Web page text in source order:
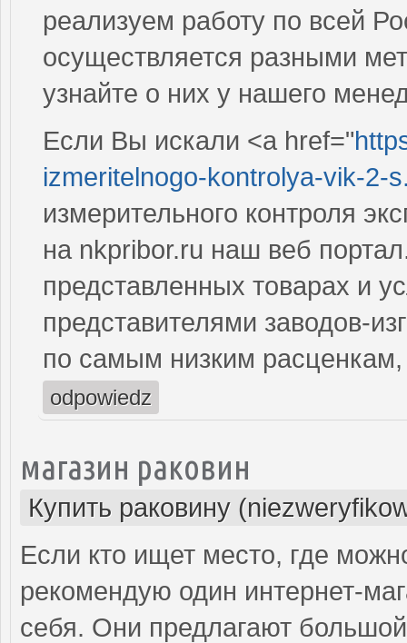
реализуем работу по всей
осуществляется разными
узнайте о них у нашего
Если Вы искали <a href="
izmeritelnogo-kontrolya-vik-2-
измерительного контроля
на nkpribor.ru наш веб
представленных товарах и
представителями заводов-
по самым низким
odpowiedz
магазин раковин
Купить раковину
Если кто ищет место, где
рекомендую один интернет-
себя. Они предлагают